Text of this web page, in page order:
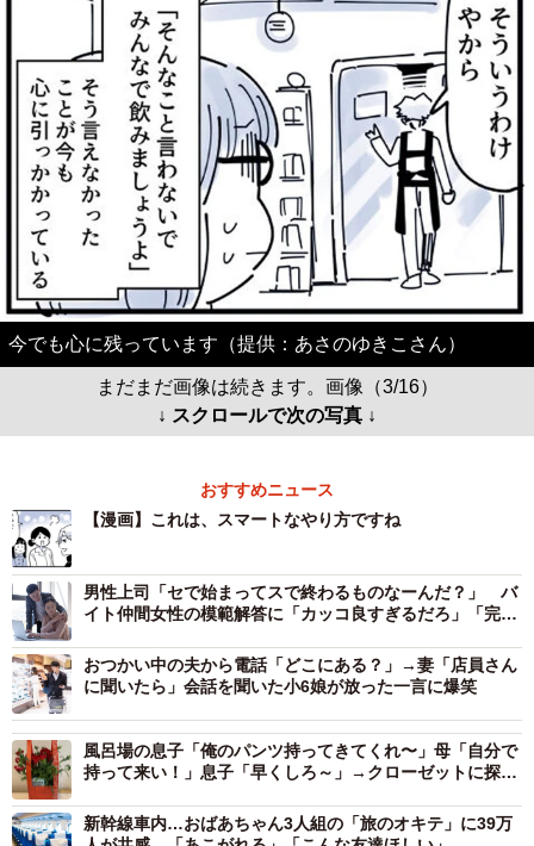
今でも心に残っています（提供：あさのゆきこさん）
まだまだ画像は続きます。画像（3/16）
↓ スクロールで次の写真 ↓
おすすめニュース
【漫画】これは、スマートなやり方ですね
男性上司「セで始まってスで終わるものなーんだ？」 バ
イト仲間女性の模範解答に「カッコ良すぎるだろ」「完璧
おつかい中の夫から電話「どこにある？」→妻「店員さん
に聞いたら」会話を聞いた小6娘が放った一言に爆笑
風呂場の息子「俺のパンツ持ってきてくれ〜」母「自分で
持って来い！」息子「早くしろ～」→クローゼットに探し
新幹線車内…おばあちゃん3人組の「旅のオキテ」に39万